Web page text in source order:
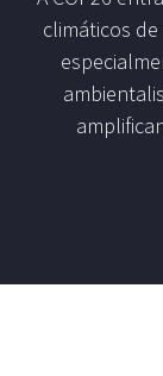
NOTÍCIAS
climáticos